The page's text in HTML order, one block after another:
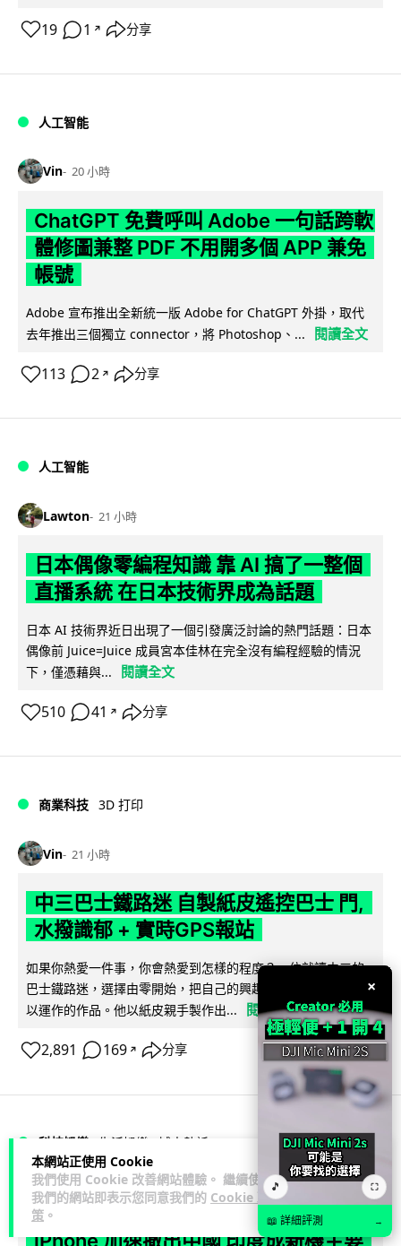
本網站正使用 Cookie
我們使用 Cookie 改善網站體驗。 繼續使用
我們的網站即表示您同意我們的 Cookie 政
策 。
19 1 ↗ 分享
人工智能
Vin 20 小時
ChatGPT 免費呼叫 Adobe 一句話跨軟
體修圖兼整 PDF 不用開多個 APP 兼免
帳號
Adobe 宣布推出全新統一版 Adobe for ChatGPT 外掛，取代
去年推出三個獨立 connector，將 Photoshop、...
閱讀全文
113 2 ↗ 分享
人工智能
Lawton 21 小時
日本偶像零編程知識 靠 AI 搞了一整個
直播系統 在日本技術界成為話題
日本 AI 技術界近日出現了一個引發廣泛討論的熱門話題：日本
偶像前 Juice=Juice 成員宮本佳林在完全沒有編程經驗的情況
下，僅憑藉與...
閱讀全文
510 41 ↗ 分享
商業科技 3D 打印
Vin 21 小時
中三巴士鐵路迷 自製紙皮遙控巴士 門,
水撥識郁 + 實時GPS報站
如果你熱愛一件事，你會熱愛到怎樣的程度？一位就讀中三的
巴士鐵路迷，選擇由零開始，把自己的興趣一步步變成真正可
以運作的作品。他以紙皮親手製作出...
閱讀全文
2,891 169 ↗ 分享
科技娛樂 生活娛樂 城中熱話
Vin 22 小時
iPhone 加速撤出中國 印度成新機主要
×
🎵 ⛶
📖 詳細評測 →